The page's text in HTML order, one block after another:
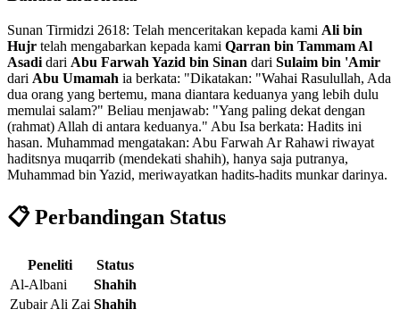
Sunan Tirmidzi 2618: Telah menceritakan kepada kami Ali bin
Hujr telah mengabarkan kepada kami Qarran bin Tammam Al
Asadi dari Abu Farwah Yazid bin Sinan dari Sulaim bin 'Amir
dari Abu Umamah ia berkata: "Dikatakan: "Wahai Rasulullah, Ada
dua orang yang bertemu, mana diantara keduanya yang lebih dulu
memulai salam?" Beliau menjawab: "Yang paling dekat dengan
(rahmat) Allah di antara keduanya." Abu Isa berkata: Hadits ini
hasan. Muhammad mengatakan: Abu Farwah Ar Rahawi riwayat
haditsnya muqarrib (mendekati shahih), hanya saja putranya,
Muhammad bin Yazid, meriwayatkan hadits-hadits munkar darinya.
📋 Perbandingan Status
Peneliti
Status
Al-Albani
Shahih
Zubair Ali Zai Shahih